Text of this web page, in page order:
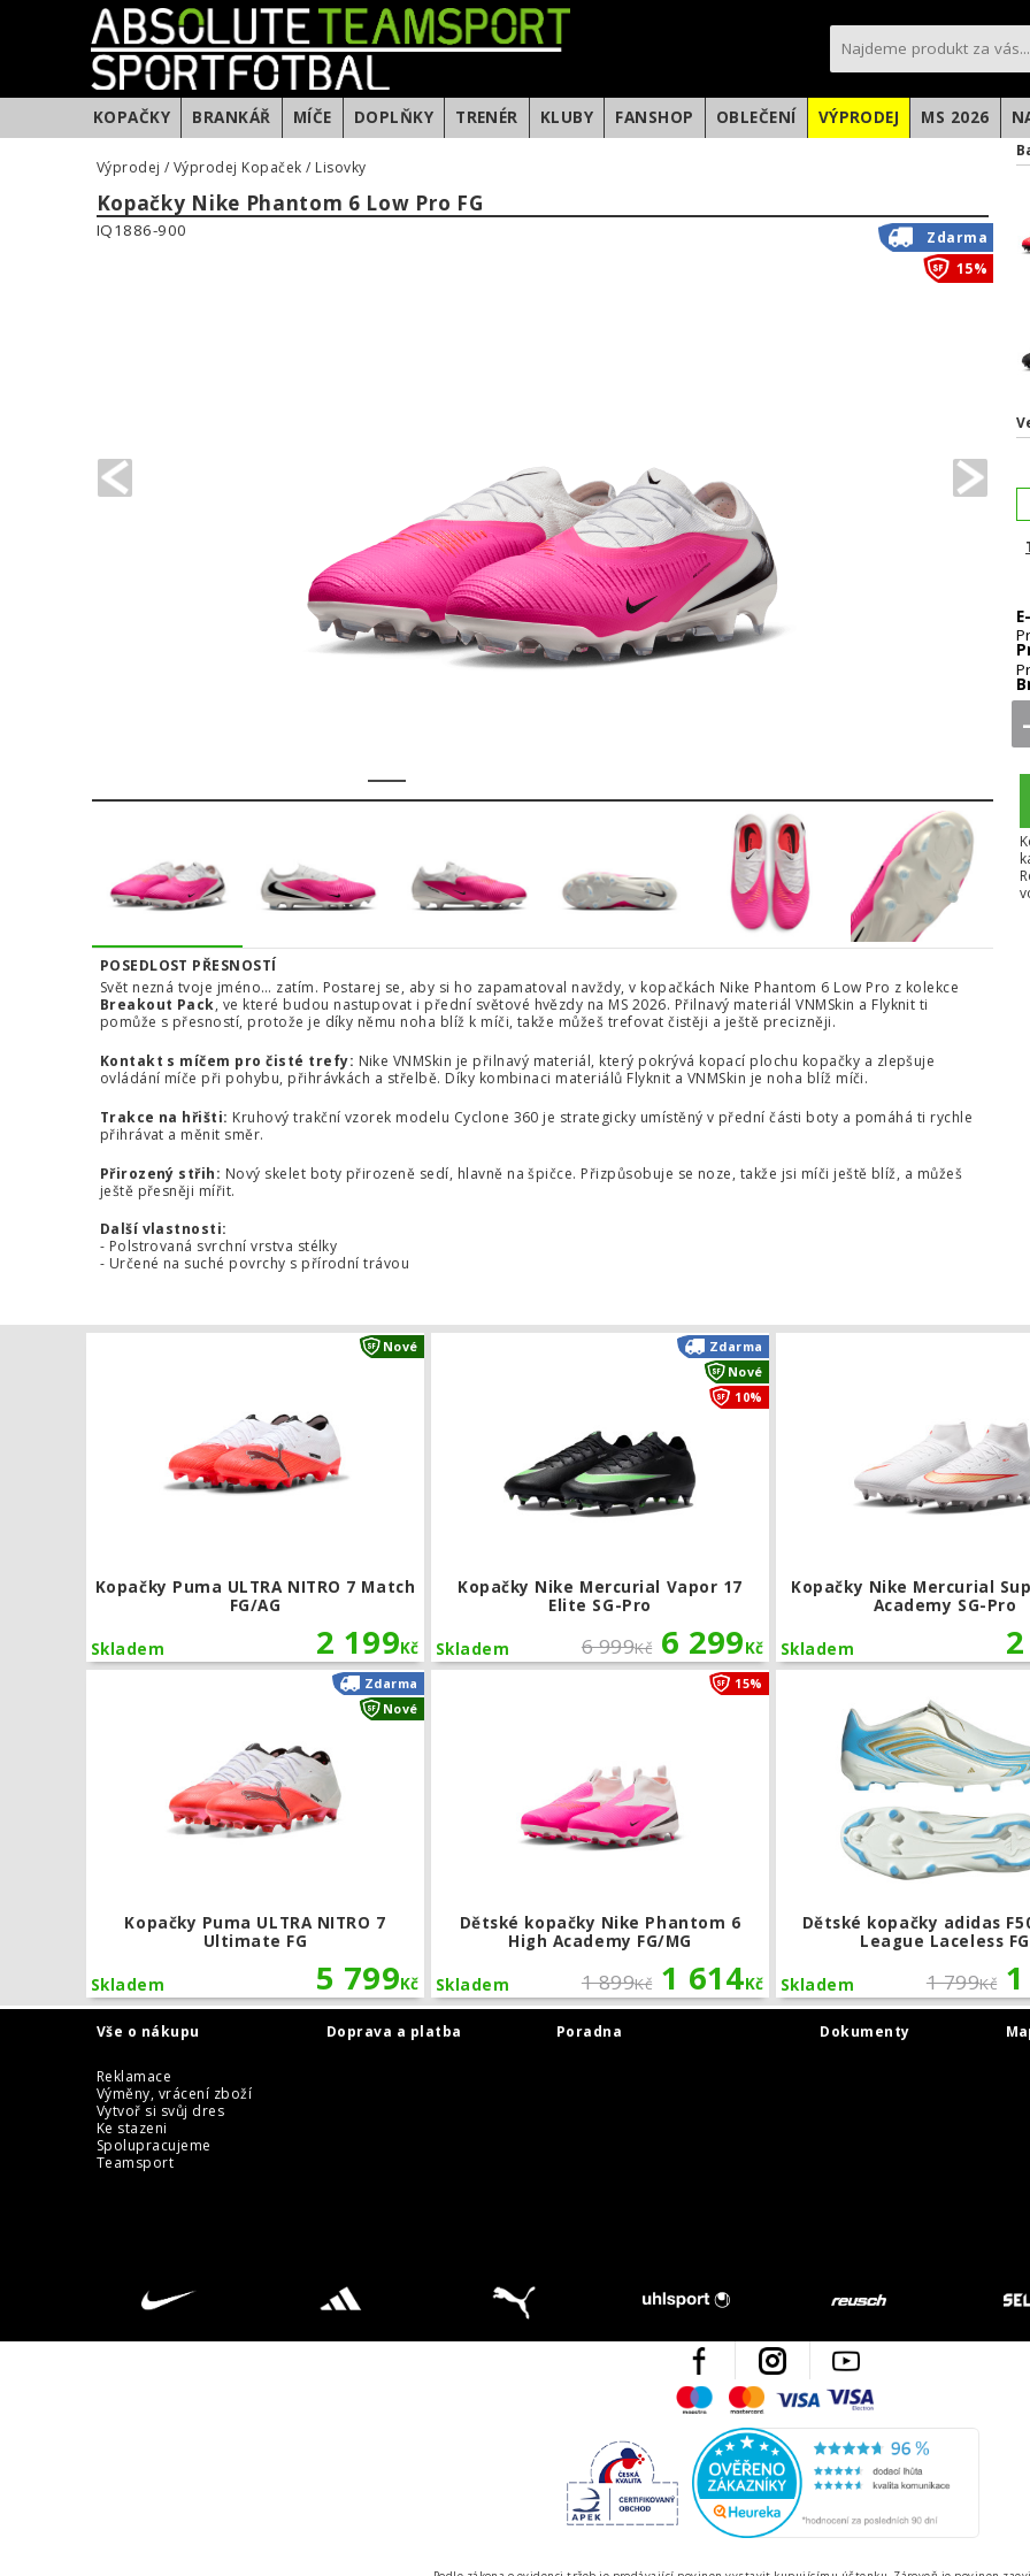
KOPAČKY BRANKÁŘ MÍČE DOPLŇKY TRENÉR KLUBY FANSHOP OBLEČENÍ VÝPRODEJ MS 2026
Výprodej / Výprodej Kopaček / Lisovky
Kopačky Nike Phantom 6 Low Pro FG
IQ1886-900
Zdarma
15%
POSEDLOST PŘESNOSTÍ
Svět nezná tvoje jméno… zatím. Postarej se, aby si ho zapamatoval navždy, v kopačkách Nike Phantom 6 Low Pro z kolekce
Breakout Pack, ve které budou nastupovat i přední světové hvězdy na MS 2026. Přilnavý materiál VNMSkin a Flyknit ti
pomůže s přesností, protože je díky němu noha blíž k míči, takže můžeš trefovat čistěji a ještě precizněji.
Kontakt s míčem pro čisté trefy: Nike VNMSkin je přilnavý materiál, který pokrývá kopací plochu kopačky a zlepšuje
ovládání míče při pohybu, přihrávkách a střelbě. Díky kombinaci materiálů Flyknit a VNMSkin je noha blíž míči.
Trakce na hřišti: Kruhový trakční vzorek modelu Cyclone 360 je strategicky umístěný v přední části boty a pomáhá ti rychle
přihrávat a měnit směr.
Přirozený střih: Nový skelet boty přirozeně sedí, hlavně na špičce. Přizpůsobuje se noze, takže jsi míči ještě blíž, a můžeš
ještě přesněji mířit.
Další vlastnosti:
- Polstrovaná svrchní vrstva stélky
- Určené na suché povrchy s přírodní trávou
Kopačky Puma ULTRA NITRO 7 Match
FG/AG
2 199Kč
Skladem
Nové Kopačky Puma ULTRA NITRO 7 Match FG/AG
Kopačky Nike Mercurial Vapor 17
Elite SG-Pro
6 999Kč 6 299Kč
Skladem
Zdarma
Nové
10%
Kopačky Nike Mercurial Vapor 17
Kopačky Nike Mercurial
Academy SG-Pro
Skladem
Kopačky Puma ULTRA NITRO 7
Ultimate FG
5 799Kč
Skladem
Zdarma
Nové
Kopačky Puma ULTRA NITRO 7 Ultimate FG
Dětské kopačky Nike Phantom 6
High Academy FG/MG
1 899Kč 1 614Kč
Skladem
15% Dětské kopačky Nike Phantom 6
Dětské kopačky adidas
League Laceless FG
1 799Kč
Skladem
Vše o nákupu Doprava a platba Poradna
Reklamace
Výměny, vrácení zboží
Vytvoř si svůj dres
Ke stazeni
Spolupracujeme
Teamsport
Dokumenty
Facebook Instagram
MaestroMastercard
Visa
Česká kvalita